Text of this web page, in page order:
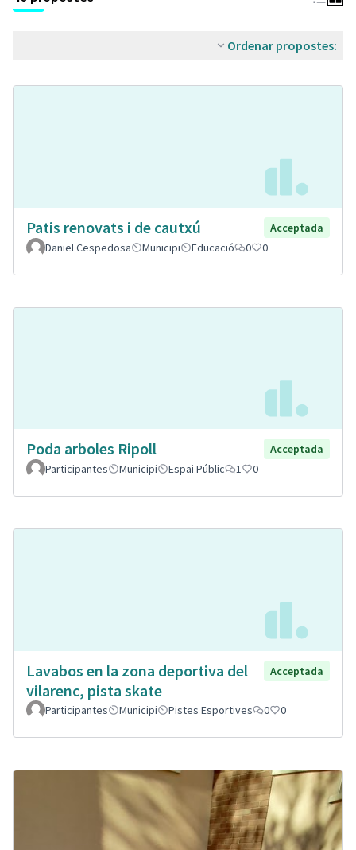
Ordenar propostes:
Patis renovats i de cautxú
Acceptada
Daniel Cespedosa
Municipi Educació 0 0
Poda arboles Ripoll
Acceptada
Participantes
Municipi Espai Públic 1 0
Lavabos en la zona deportiva del
vilarenc, pista skate
Acceptada
Participantes Municipi Pistes Esportives 0 0